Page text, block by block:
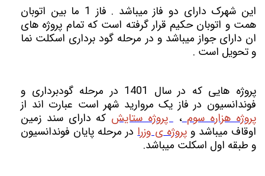
این شهرک دارای دو فاز میباشد . فاز 1 ما بین اتوبان
همت و اتوبان حکیم قرار گرفته است که تمام پروژه های
ان دارای جواز میباشد و در مرحله گود برداری اسکلت نما
و تحویل است .
پروژه هایی که در سال 1401 در مرحله گودبرداری و
فوندانسیون در فاز یک مروارید شهر است عبارت اند از
پروژه هزاره سوم،پروژه ستایش که دارای سند زمین
اوقاف میباشد وپروژه ی وزرادر مرحله پایان فوندانسیون
و طبقه اول اسکلت میباشد.